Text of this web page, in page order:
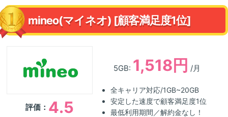
mineo(マイネオ) [顧客満足度1位]
評価： 4.5
5GB: 1,518円 /月
全キャリア対応/1GB~20GB
安定した速度で顧客満足度1位
最低利用期間／解約金なし！